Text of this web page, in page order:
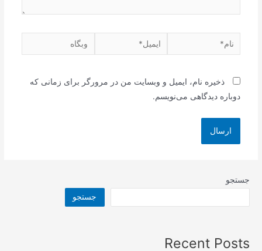
نام* ایمیل* وبگاه
ذخیره نام، ایمیل و وبسایت من در مرورگر برای زمانی که
دوباره دیدگاهی می‌نویسم.
جستجو
جستجو
Recent Posts